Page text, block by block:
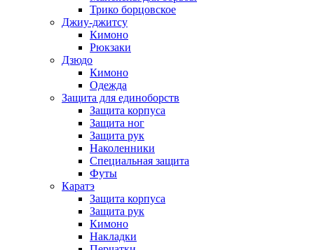
Трико борцовское
Джиу-джитсу
Кимоно
Рюкзаки
Дзюдо
Кимоно
Одежда
Защита для единоборств
Защита корпуса
Защита ног
Защита рук
Наколенники
Специальная защита
Футы
Каратэ
Защита корпуса
Защита рук
Кимоно
Накладки